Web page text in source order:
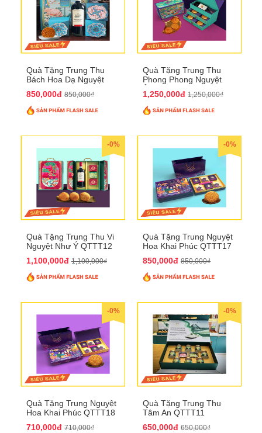
Quà Tặng Trung Thu
Bách Hoa Dạ Nguyệt
850,000đ 850,000₫
Quà Tặng Trung Thu
Phong Phong Nguyệt
1,250,000đ 1,250,000₫
-0%
Quà Tặng Trung Thu Vi
Nguyệt Như Ý QTTT12
1,100,000đ 1,100,000₫
-0%
Quà Tặng Trung Nguyệt
Hoa Khai Phúc QTTT17
850,000đ 850,000₫
-0%
Quà Tặng Trung Nguyệt
Hoa Khai Phúc QTTT18
710,000đ 710,000₫
-0%
Quà Tặng Trung Thu
Tâm An QTTT11
650,000đ 650,000₫